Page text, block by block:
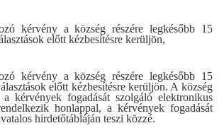
kérvény a község részére legkésőbb 15
előtt kézbesítésre kerüljön,
kérvény a község részére legkésőbb 15
előtt kézbesítésre kerüljön. A község
kérvények fogadását szolgáló elektronikus
honlappal, a kérvények fogadását
hirdetőtábláján teszi közzé.